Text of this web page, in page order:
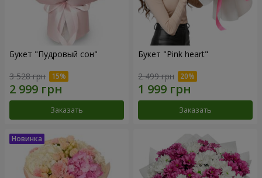
Букет "Пудровый сон"
3 528 грн
Заказать
Букет "Pink heart"
2 499 грн
Заказать